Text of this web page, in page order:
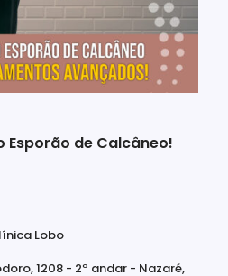
Esporão de Calcâneo!
Lobo
1208 - 2º andar - Nazaré,